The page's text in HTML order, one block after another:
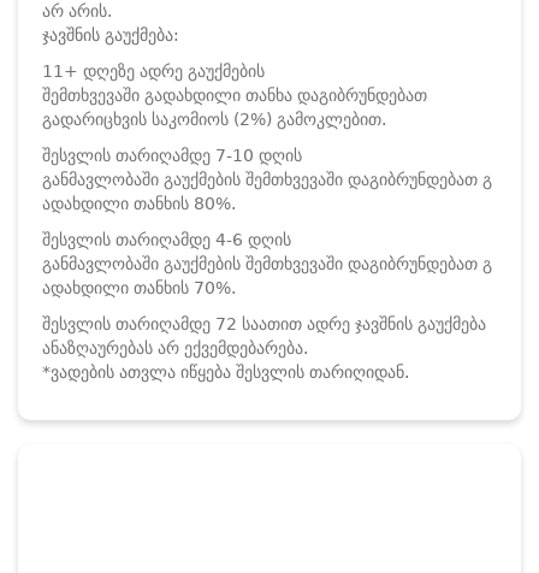
არ არის.
ჯავშნის გაუქმება:
11+ დღეზე ადრე გაუქმების
შემთხვევაში გადახდილი თანხა დაგიბრუნდებათ
გადარიცხვის საკომიოს (2%) გამოკლებით.
შესვლის თარიღამდე 7-10 დღის
განმავლობაში გაუქმების შემთხვევაში დაგიბრუნდებათ გ
ადახდილი თანხის 80%.
შესვლის თარიღამდე 4-6 დღის
განმავლობაში გაუქმების შემთხვევაში დაგიბრუნდებათ გ
ადახდილი თანხის 70%.
შესვლის თარიღამდე 72 საათით ადრე ჯავშნის გაუქმება
ანაზღაურებას არ ექვემდებარება.
*ვადების ათვლა იწყება შესვლის თარიღიდან.